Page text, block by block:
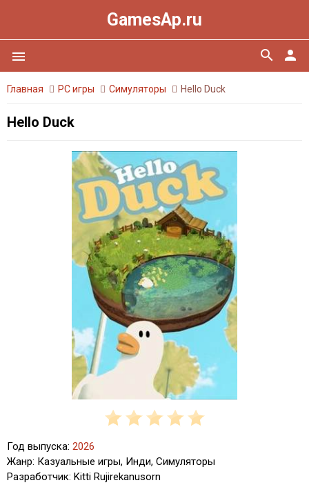
GamesAp.ru
menu person
search
Главная PC игры Симуляторы Hello Duck
Hello Duck
Год выпуска: 2026
Жанр: Казуальные игры, Инди, Симуляторы
Разработчик: Kitti Rujirekanusorn